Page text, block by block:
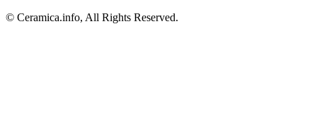
© Ceramica.info, All Rights Reserved.